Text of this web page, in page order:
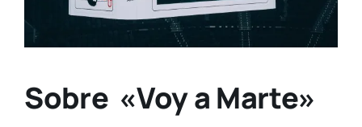
Sobre «Voy a Marte»